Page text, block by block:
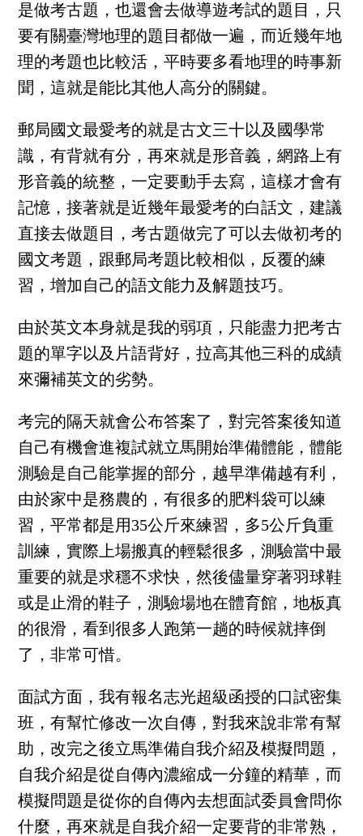
是做考古題，也還會去做導遊考試的題目，只
要有關臺灣地理的題目都做一遍，而近幾年地
理的考題也比較活，平時要多看地理的時事新
聞，這就是能比其他人高分的關鍵。
郵局國文最愛考的就是古文三十以及國學常
識，有背就有分，再來就是形音義，網路上有
形音義的統整，一定要動手去寫，這樣才會有
記憶，接著就是近幾年最愛考的白話文，建議
直接去做題目，考古題做完了可以去做初考的
國文考題，跟郵局考題比較相似，反覆的練
習，增加自己的語文能力及解題技巧。
由於英文本身就是我的弱項，只能盡力把考古
題的單字以及片語背好，拉高其他三科的成績
來彌補英文的劣勢。
考完的隔天就會公布答案了，對完答案後知道
自己有機會進複試就立馬開始準備體能，體能
測驗是自己能掌握的部分，越早準備越有利，
由於家中是務農的，有很多的肥料袋可以練
習，平常都是用35公斤來練習，多5公斤負重
訓練，實際上場搬真的輕鬆很多，測驗當中最
重要的就是求穩不求快，然後儘量穿著羽球鞋
或是止滑的鞋子，測驗場地在體育館，地板真
的很滑，看到很多人跑第一趟的時候就摔倒
了，非常可惜。
面試方面，我有報名志光超級函授的口試密集
班，有幫忙修改一次自傳，對我來說非常有幫
助，改完之後立馬準備自我介紹及模擬問題，
自我介紹是從自傳內濃縮成一分鐘的精華，而
模擬問題是從你的自傳內去想面試委員會問你
什麼，再來就是自我介紹一定要背的非常熟，